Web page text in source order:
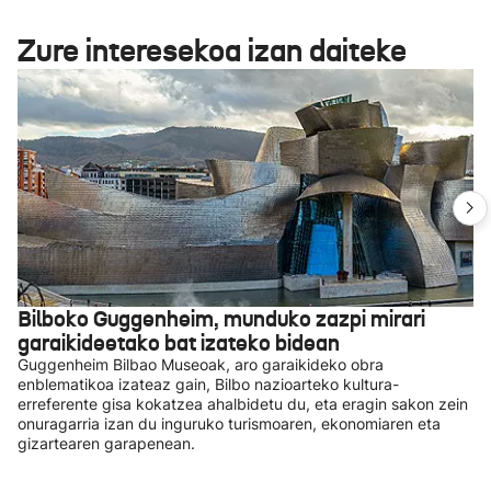
Zure interesekoa izan daiteke
Bilboko Guggenheim, munduko zazpi mirari
garaikideetako bat izateko bidean
Guggenheim Bilbao Museoak, aro garaikideko obra
enblematikoa izateaz gain, Bilbo nazioarteko kultura-
erreferente gisa kokatzea ahalbidetu du, eta eragin sakon zein
onuragarria izan du inguruko turismoaren, ekonomiaren eta
gizartearen garapenean.